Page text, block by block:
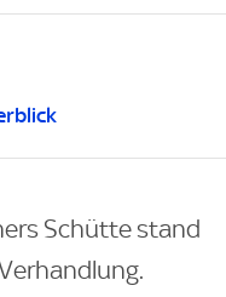
Schütte stand